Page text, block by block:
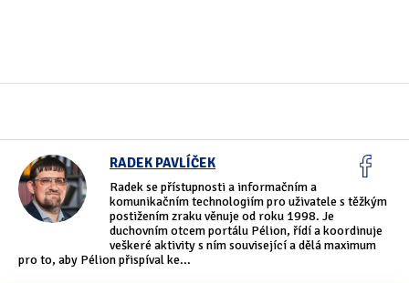
Pracuji sluchem a hmatem(566)
Pracuji zrakem(456)
Pracuji zrakem a sluchem(515)
Služby(115)
RADEK PAVLÍČEK
Radek se přístupnosti a informačním a
komunikačním technologiím pro uživatele s těžkým
postižením zraku věnuje od roku 1998. Je
duchovním otcem portálu Pélion, řídí a koordinuje
veškeré aktivity s ním související a dělá maximum
pro to, aby Pélion přispíval ke...